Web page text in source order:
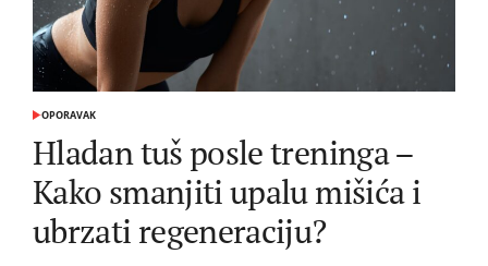
POSTED
OPORAVAK
Hladan tuš posle treninga –
Kako smanjiti upalu mišića i
ubrzati regeneraciju?